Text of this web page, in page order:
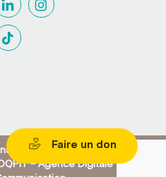
légales
– Agence Digitale&
Faire un don